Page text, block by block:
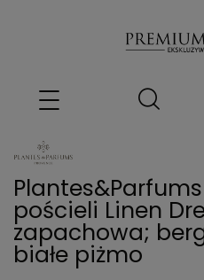
pościeli Linen
zapachowa;
białe piżmo